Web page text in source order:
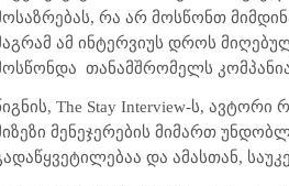
რა არ მოსწონთ
ამ ინტერვიუს დროს
თანამშრომელს
The Stay Interview-ს, ავტორი
მენეჯერების მიმართ
და ამასთან,